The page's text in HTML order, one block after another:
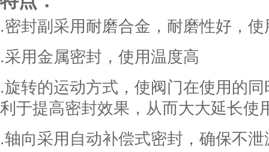
.密封副采用耐磨合金，耐磨性好，使
.采用金属密封，使用温度高
.旋转的运动方式，使阀门在使用的
利于提高密封效果，从而大大延长使
.轴向采用自动补偿式密封，确保不泄